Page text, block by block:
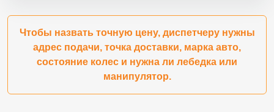
Чтобы назвать точную цену, диспетчеру нужны
адрес подачи, точка доставки, марка авто,
состояние колес и нужна ли лебедка или
манипулятор.